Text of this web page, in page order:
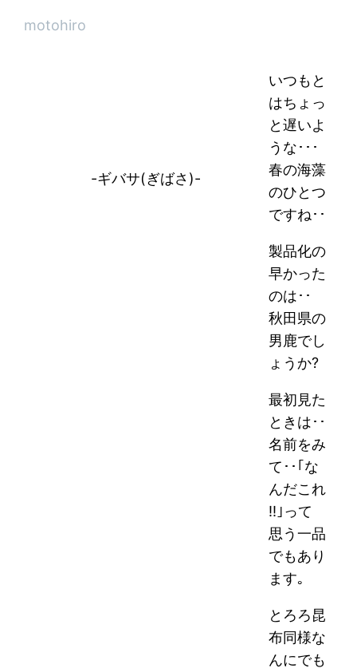
motohiro
-ギバサ(ぎばさ)-
いつもと
はちょっ
と遅いよ
うな･･･
春の海藻
のひとつ
ですね･･
製品化の
早かった
のは･･
秋田県の
男鹿でし
ょうか?
最初見た
ときは･･
名前をみ
て･･｢な
んだこれ
!!｣って
思う一品
でもあり
ます｡
とろろ昆
布同様な
んにでも